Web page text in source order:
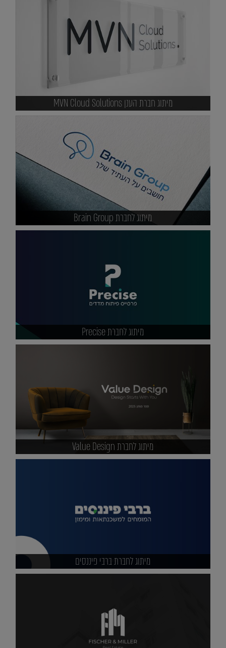
מיתוג חברת הענן MVN Cloud Solutions
מיתוג לחברת Brain Group
מיתוג לחברת Precise
מיתוג לחברת Value Design
מיתוג לחברת ברבי פיננסים